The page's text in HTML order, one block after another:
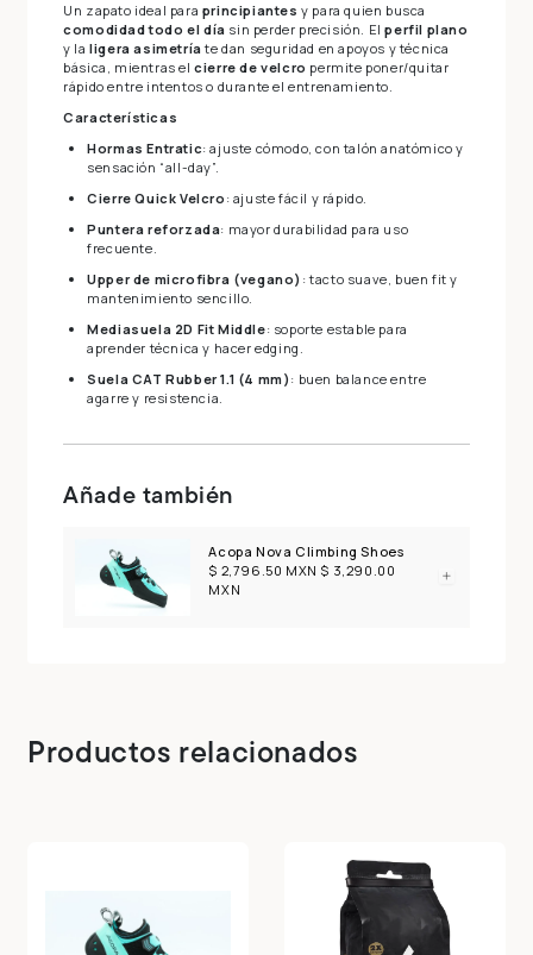
Un zapato ideal para principiantes y para quien busca
comodidad todo el día sin perder precisión. Elperfil plano
y laligera asimetríate dan seguridad en apoyos y técnica
básica, mientras elcierre de velcro permite poner/quitar
rápido entre intentos o durante el entrenamiento.
Características
Hormas Entratic: ajuste cómodo, con talón anatómico y
sensación “all-day”.
Cierre Quick Velcro : ajuste fácil y rápido.
Puntera reforzada: mayor durabilidad para uso
frecuente.
Upper de microfibra (vegano) : tacto suave, buen fit y
mantenimiento sencillo.
Mediasuela 2D Fit Middle: soporte estable para
aprender técnica y hacer edging.
Suela CAT Rubber 1.1 (4 mm) : buen balance entre
agarre y resistencia.
Añade también
Acopa Nova Climbing Shoes
$ 2,796.50 MXN $ 3,290.00
MXN
Productos relacionados